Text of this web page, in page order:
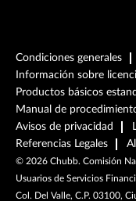
Condiciones generales
Información sobre
Productos básicos
Manual de
Avisos de privacidad
Referencias Legales
© 2026 Chubb. Comisión
Usuarios de Servicios
Col. Del Valle, C.P. 03100,